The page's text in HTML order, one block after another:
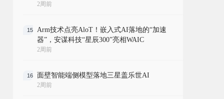
2周前
15
Arm技术点亮AloT！嵌入式AI落地的“加速
器”，安谋科技“星辰300”亮相WAIC
2周前
16 面壁智能端侧模型落地三星盖乐世AI
2周前